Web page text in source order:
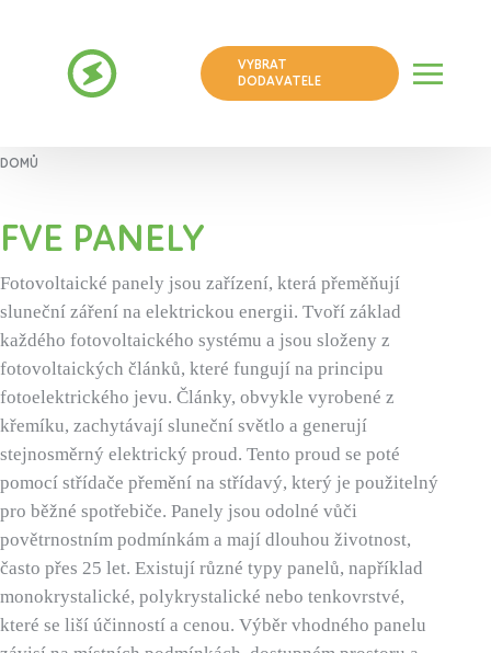
VYBRAT
DODAVATELE
DOMŮ
FVE PANELY
Fotovoltaické panely jsou zařízení, která přeměňují
sluneční záření na elektrickou energii. Tvoří základ
každého fotovoltaického systému a jsou složeny z
fotovoltaických článků, které fungují na principu
fotoelektrického jevu. Články, obvykle vyrobené z
křemíku, zachytávají sluneční světlo a generují
stejnosměrný elektrický proud. Tento proud se poté
pomocí střídače přemění na střídavý, který je použitelný
pro běžné spotřebiče. Panely jsou odolné vůči
povětrnostním podmínkám a mají dlouhou životnost,
často přes 25 let. Existují různé typy panelů, například
monokrystalické, polykrystalické nebo tenkovrstvé,
které se liší účinností a cenou. Výběr vhodného panelu